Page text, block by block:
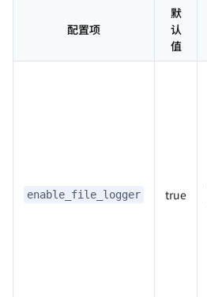
配置项
默
认
值
enable_file_logger true